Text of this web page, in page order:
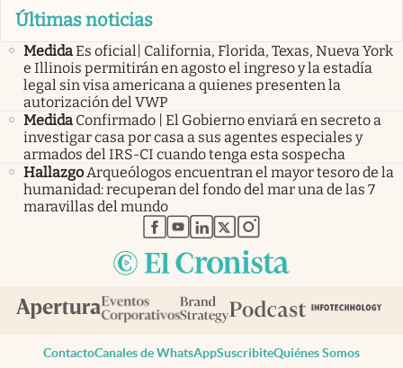
Últimas noticias
MedidaEs oficial| California, Florida, Texas, Nueva York
e Illinois permitirán en agosto el ingreso y la estadía
legal sin visa americana a quienes presenten la
autorización del VWP
Medida Confirmado | El Gobierno enviará en secreto a
investigar casa por casa a sus agentes especiales y
armados del IRS-CI cuando tenga esta sospecha
HallazgoArqueólogos encuentran el mayor tesoro de la
humanidad: recuperan del fondo del mar una de las 7
maravillas del mundo
abre en nueva pestaña
abre en nueva pestaña
abre en nueva pestaña
abre en nueva pestaña
abre en nueva pestaña
ContactoCanales de WhatsAppSuscribiteQuiénes Somos